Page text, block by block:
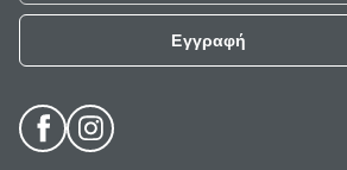
Εγγραφή